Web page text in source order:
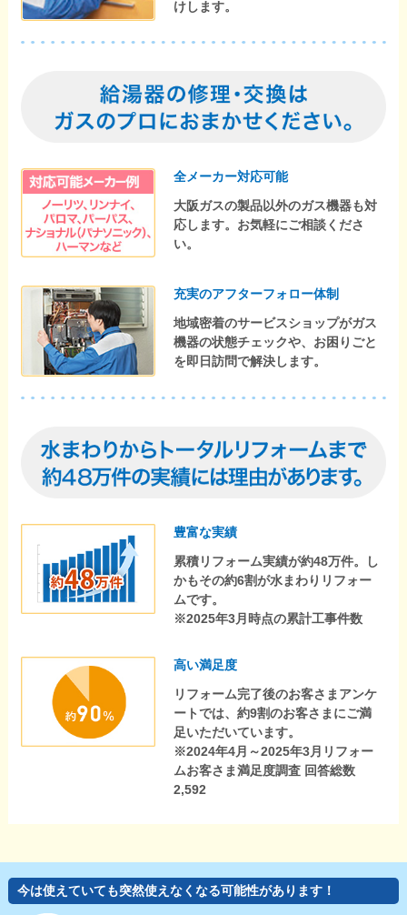
けします。
全メーカー対応可能
大阪ガスの製品以外のガス機器も対
応します。お気軽にご相談くださ
い。
充実のアフターフォロー体制
地域密着のサービスショップがガス
機器の状態チェックや、お困りごと
を即日訪問で解決します。
豊富な実績
累積リフォーム実績が約48万件。し
かもその約6割が水まわりリフォー
ムです。
※2025年3月時点の累計工事件数
高い満足度
リフォーム完了後のお客さまアンケ
ートでは、約9割のお客さまにご満
足いただいています。
※2024年4月～2025年3月リフォー
ムお客さま満足度調査 回答総数
2,592
今は使えていても突然使えなくなる可能性があります！